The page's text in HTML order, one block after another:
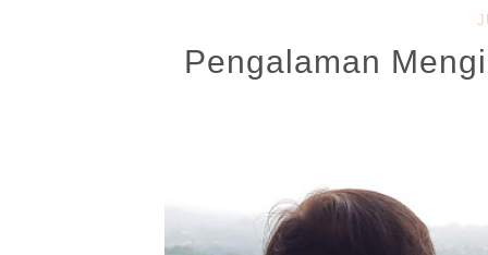
Pengalaman